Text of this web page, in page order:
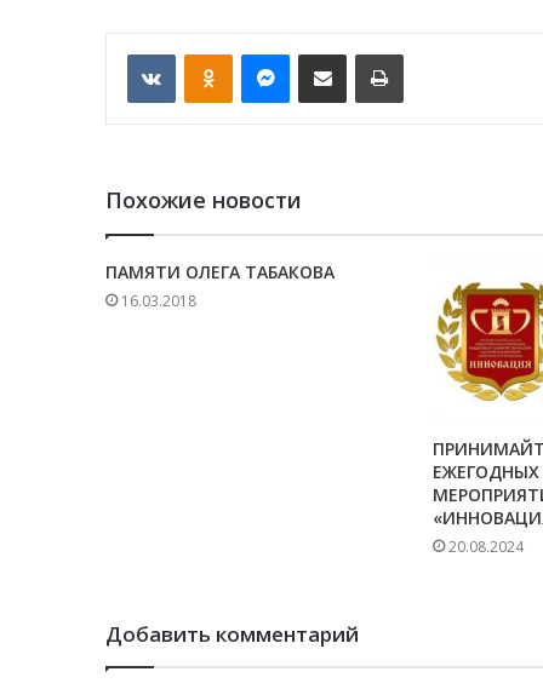
VKontakte
Похожие новости
ПАМЯТИ ОЛЕГА ТАБАКОВА
16.03.2018
20.08.2024
Добавить комментарий